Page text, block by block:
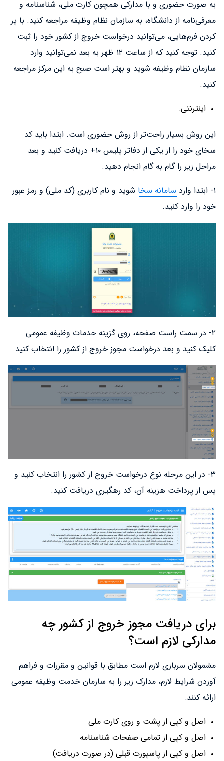
به صورت حضوری و با مدارکی همچون کارت ملی، شناسنامه و
معرفی‌نامه از دانشگاه، به سازمان نظام وظیفه مراجعه کنید. با پر
کردن فرم‌هایی، می‌توانید درخواست خروج از کشور خود را ثبت
کنید. توجه کنید که از ساعت ۱۲ ظهر به بعد نمی‌توانید وارد
سازمان نظام وظیفه شوید و بهتر است صبح به این مرکز مراجعه
کنید.
اینترنتی:
این روش بسیار راحت‌تر از روش حضوری است. ابتدا باید کد
سخای خود را از یکی از دفاتر پلیس ۱۰+ دریافت کنید و بعد
مراحل زیر را گام به گام انجام دهید.
۱- ابتدا وارد
سامانه سخا شوید و نام کاربری (کد ملی) و رمز عبور
خود را وارد کنید.
۲- در سمت راست صفحه، روی گزینه خدمات وظیفه عمومی
کلیک کنید و بعد درخواست مجوز خروج از کشور را انتخاب کنید.
۳- در این مرحله نوع درخواست خروج از کشور را انتخاب کنید و
پس از پرداخت هزینه آن، کد رهگیری دریافت کنید.
برای دریافت مجوز خروج از کشور چه
مدارکی لازم است؟
مشمولان سربازی لازم است مطابق با قوانین و مقررات و فراهم
آوردن شرایط لازم، مدارک زیر را به سازمان خدمت وظیفه عمومی
ارائه کنند:
اصل و کپی از پشت و روی کارت ملی
اصل و کپی از تمامی صفحات شناسنامه
اصل و کپی از پاسپورت قبلی (در صورت دریافت)